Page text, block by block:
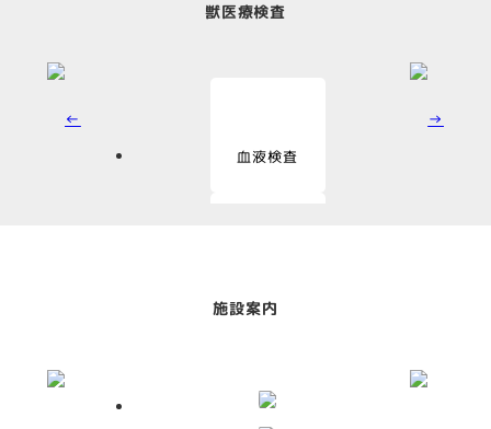
獣医療検査
血液検査
施設案内